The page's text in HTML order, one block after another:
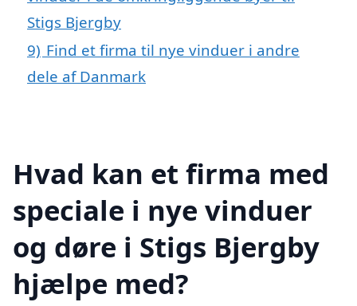
Stigs Bjergby
9) Find et firma til nye vinduer i andre
dele af Danmark
Hvad kan et firma med
speciale i nye vinduer
og døre i Stigs Bjergby
hjælpe med?